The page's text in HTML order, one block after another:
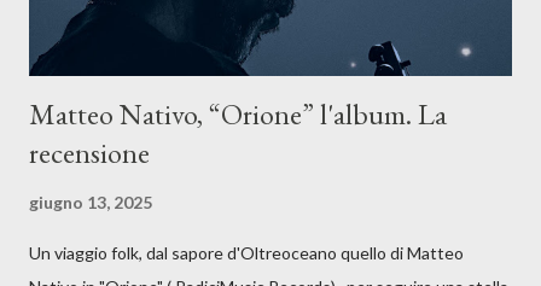
Matteo Nativo, “Orione” l'album. La
recensione
giugno 13, 2025
Un viaggio folk, dal sapore d'Oltreoceano quello di Matteo